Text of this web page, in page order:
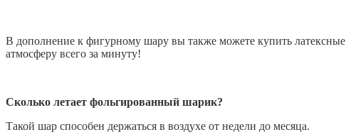
В дополнение к фигурному шару вы также можете купить латексные
атмосферу всего за минуту!
Сколько летает фольгированный шарик?
Такой шар способен держаться в воздухе от недели до месяца.